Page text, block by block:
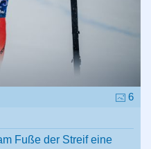
6
Fuße der Streif eine